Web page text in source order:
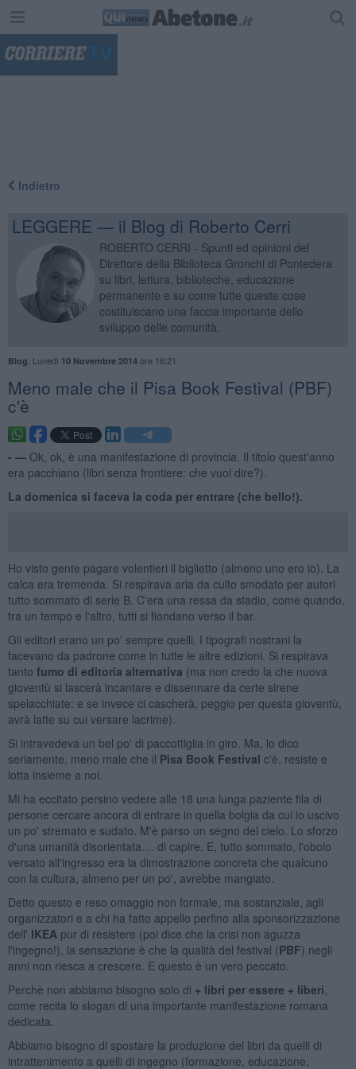
Indietro
LEGGERE — il Blog di Roberto Cerri
ROBERTO CERRI - Spunti ed opinioni del
Direttore della Biblioteca Gronchi di Pontedera
su libri, lettura, biblioteche, educazione
permanente e su come tutte queste cose
costituiscano una faccia importante dello
sviluppo delle comunità.
Blog Lunedì 10 Novembre 2014ore 16:21
​Meno male che il Pisa Book Festival (PBF)
c'è
- — Ok, ok, è una manifestazione di provincia. Il titolo quest'anno
era pacchiano (libri senza frontiere: che vuol dire?).
La domenica si faceva la coda per entrare (che bello!).
Ho visto gente pagare volentieri il biglietto (almeno uno ero io). La
calca era tremenda. Si respirava aria da culto smodato per autori
tutto sommato di serie B. C'era una ressa da stadio, come quando,
tra un tempo e l'altro, tutti si fiondano verso il bar.
Gli editori erano un po' sempre quelli. I tipografi nostrani la
facevano da padrone come in tutte le altre edizioni. Si respirava
tanto fumo di editoria alternativa (ma non credo la che nuova
gioventù si lascerà incantare e dissennare da certe sirene
spelacchiate: e se invece ci cascherà, peggio per questa gioventù,
avrà latte su cui versare lacrime).
Si intravedeva un bel po' di paccottiglia in giro. Ma, lo dico
seriamente, meno male che il Pisa Book Festival c'è, resiste e
lotta insieme a noi.
Mi ha eccitato persino vedere alle 18 una lunga paziente fila di
persone cercare ancora di entrare in quella bolgia da cui io uscivo
un po' stremato e sudato. M'è parso un segno del cielo. Lo sforzo
d'una umanità disorientata.... di capire. E, tutto sommato, l'obolo
versato all'ingresso era la dimostrazione concreta che qualcuno
con la cultura, almeno per un po', avrebbe mangiato.
Detto questo e reso omaggio non formale, ma sostanziale, agli
organizzatori e a chi ha fatto appello perfino alla sponsorizzazione
dell' IKEA pur di resistere (poi dice che la crisi non aguzza
l'ingegno!), la sensazione è che la qualità del festival (PBF) negli
anni non riesca a crescere. E questo è un vero peccato.
Perchè non abbiamo bisogno solo di + libri per essere + liberi
come recita lo slogan di una importante manifestazione romana
dedicata.
Abbiamo bisogno di spostare la produzione dei libri da quelli di
intrattenimento a quelli di ingegno (formazione, educazione,